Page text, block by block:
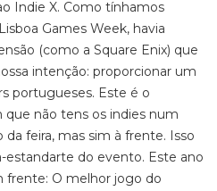
Indie X. Como tínhamos
Games Week, havia
(como a Square Enix) que
intenção: proporcionar um
portugueses. Este é o
não tens os indies num
feira, mas sim à frente. Isso
do evento. Este ano
frente: O melhor jogo do